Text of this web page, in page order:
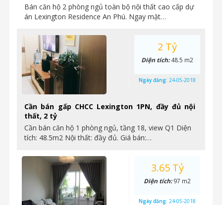
Bán căn hộ 2 phòng ngủ toàn bộ nội thất cao cấp dự
án Lexington Residence An Phú. Ngay mặt…
Cần bán gấp CHCC Lexington 1PN, đầy đủ nội
thất, 2 tỷ
Cần bán căn hộ 1 phòng ngủ, tầng 18, view Q1 Diện
tích: 48.5m2 Nội thất: đầy đủ. Giá bán:…
2 Tỷ
Diện tích:48.5 m2
Ngày đăng: 24-05-2018
3.65 Tỷ
Diện tích:97 m2
Ngày đăng: 24-05-2018